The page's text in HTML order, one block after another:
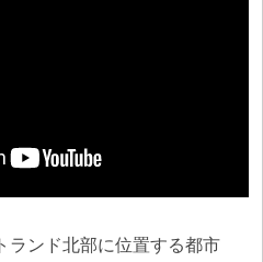
ンド北部に位置する都市